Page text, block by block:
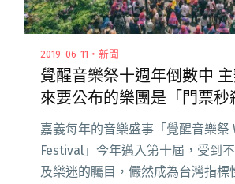
2019-06-11・新聞
覺醒音樂祭十週年倒數中
來要公布的樂團是「門票秒
嘉義每年的音樂盛事「覺醒音樂祭
Festival」今年邁入第十屆，受到
及樂迷的矚目，儼然成為台灣指標